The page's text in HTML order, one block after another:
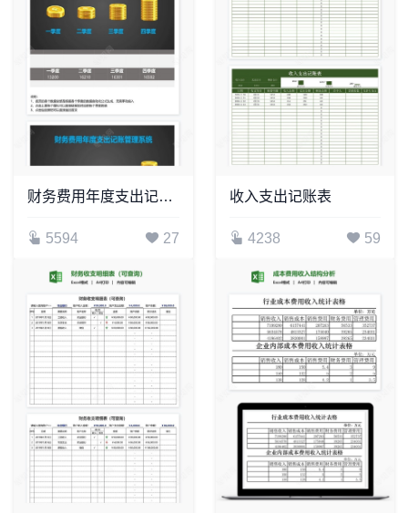
财务费用年度支出记账管理系统(3)
5594 27
收入支出记账表
4238 59